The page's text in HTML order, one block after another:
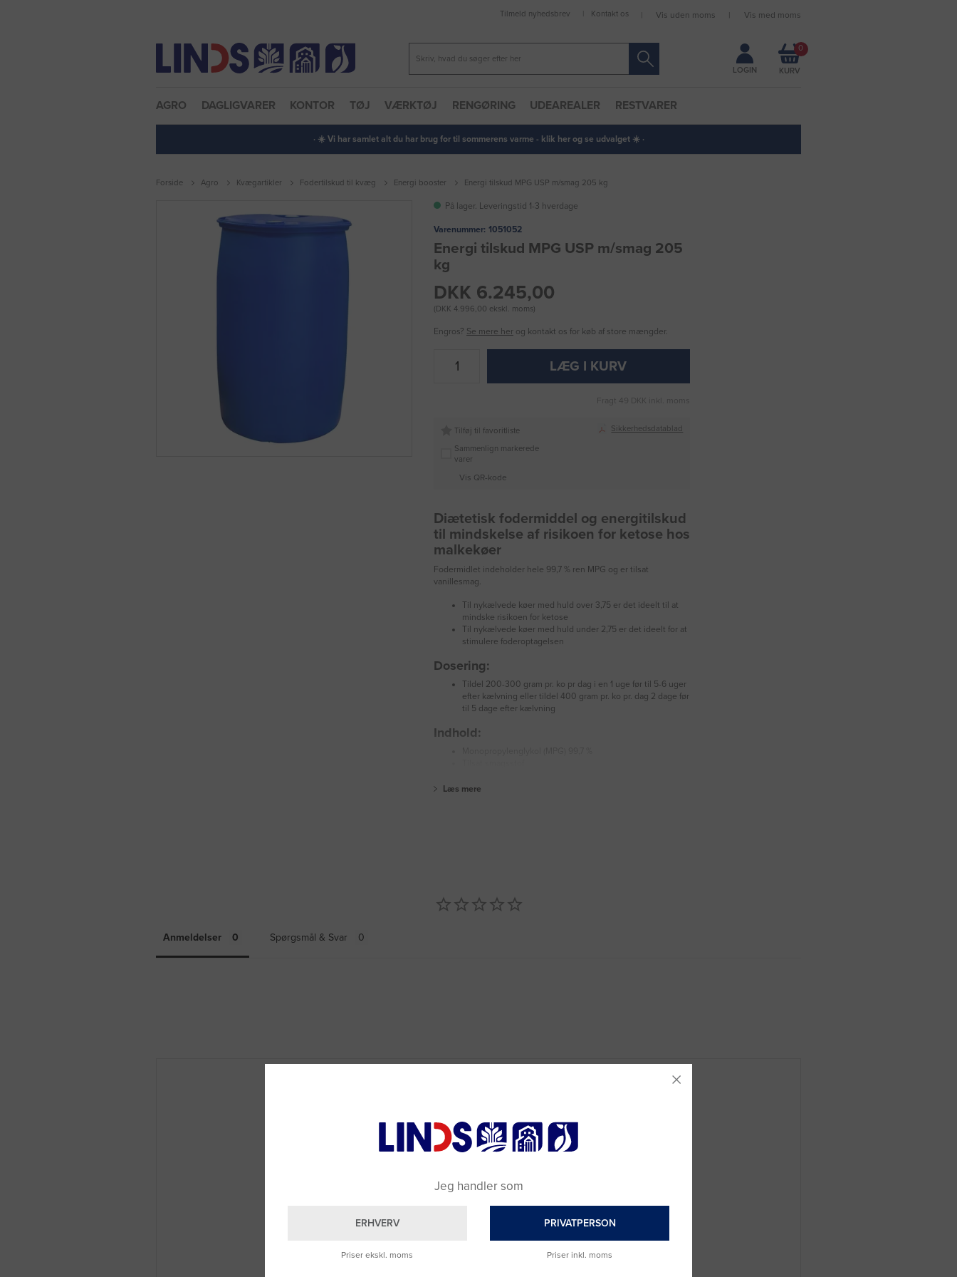
Forbliv logget ind
Tilmeld nyhedsbrev Kontakt os Vis uden moms Vis med moms
LOGIN
0
AGRO DAGLIGVARER KONTOR TØJ VÆRKTØJ RENGØRING UDEAREALER RESTVARER
· ☀️ Vi har samlet alt du har brug for til sommerens varme - klik her og se udvalget ☀️ ·
Forside Agro Kvægartikler Fodertilskud til kvæg Energi booster Energi tilskud MPG USP m/smag 205 kg
På lager. Leveringstid 1-3 hverdage
Varenummer: 1051052
Energi tilskud MPG USP m/smag 205
kg
DKK 6.245,00
(DKK 4.996,00 ekskl. moms)
Engros? Se mere her og kontakt os for køb af store mængder.
LÆG I KURV
Fragt 49 DKK inkl. moms
Tilføj til favoritliste
Sammenlign markerede
varer
Vis QR-kode
Sikkerhedsdatablad
Diætetisk fodermiddel og energitilskud
til mindskelse af risikoen for ketose hos
malkekøer
Fodermidlet indeholder hele 99,7 % ren MPG og er tilsat
vanillesmag.
Til nykælvede køer med huld over 3,75 er det ideelt til at
mindske risikoen for ketose
Til nykælvede køer med huld under 2,75 er det ideelt for at
stimulere foderoptagelsen
Dosering:
Tildel 200-300 gram pr. ko pr dag i en 1 uge før til 5-6 uger
efter kælvning eller tildel 400 gram pr. ko pr. dag 2 dage før
til 5 dage efter kælvning
Indhold:
Læs mere
Anmeldelser Spørgsmål & Svar
Jeg handler som
ERHVERV
Priser ekskl. moms
PRIVATPERSON
Priser inkl. moms